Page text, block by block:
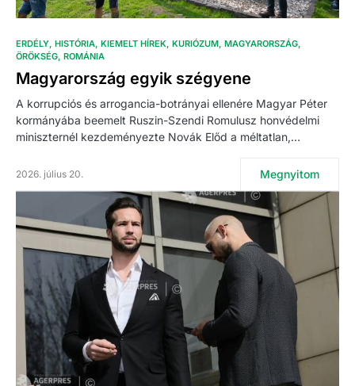
ERDÉLY HISTÓRIA KIEMELT HÍREK KURIÓZUM MAGYARORSZÁG
ÖRÖKSÉG ROMÁNIA
Magyarország egyik szégyene
A korrupciós és arrogancia-botrányai ellenére Magyar Péter
kormányába beemelt Ruszin-Szendi Romulusz honvédelmi
miniszternél kezdeményezte Novák Előd a méltatlan,…
2026. július 20. Megnyitom